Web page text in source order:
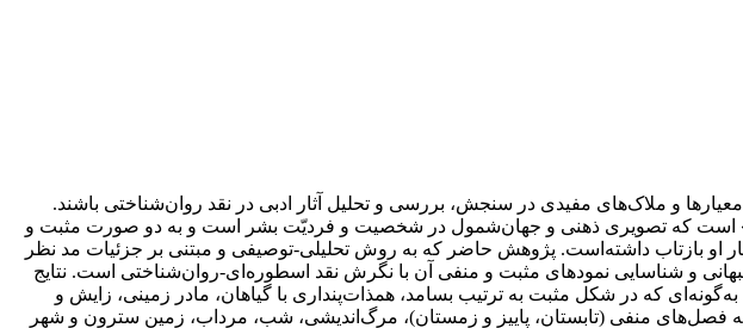
و ملاک‌های مفیدی در سنجش، بررسی و تحلیل آثار ادبی در نقد روان‌شناختی باشند.
است که تصویری ذهنی و جهان‌شمول در شخصیت و فردیّت بشر است و به دو صورت مثبت و
او بازتاب داشته‌است. پژوهش حاضر که به روش تحلیلی-توصیفی و مبتنی بر جزئیات مد نظر
و شناسایی نمودهای مثبت و منفی آن با نگرش نقد اسطوره‌ای-روان‌شناختی است. نتایج
شعر سیمین بهبهانی دارد؛ به‌گونه‌ای که در شکل مثبت به ‌ترتیب بسامد، همذات‌پنداری با گیاهان، مادر زمینی، زایش و
فصل‌های منفی (تابستان، پاییز و زمستان)، مرگ‌اندیشی، شب، مرداب، زمین سترون و شهر